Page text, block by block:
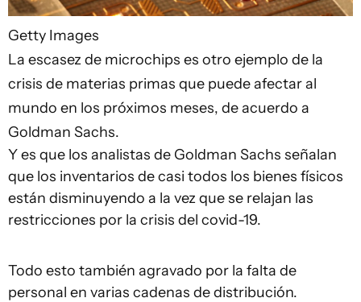
Getty Images
La escasez de microchips es otro ejemplo de la
crisis de materias primas que puede afectar al
mundo en los próximos meses, de acuerdo a
Goldman Sachs.
Y es que los analistas de Goldman Sachs señalan
que los inventarios de casi todos los bienes físicos
están disminuyendo a la vez que se relajan las
restricciones por la crisis del covid-19.
Todo esto también agravado por la falta de
personal en varias cadenas de distribución.